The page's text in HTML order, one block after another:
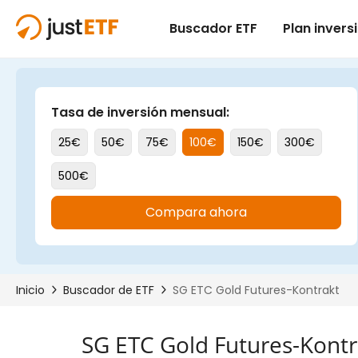
SG ETC Gold Futures-